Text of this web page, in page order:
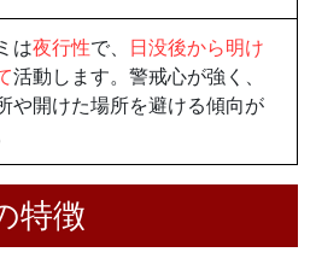
は夜行性で、
日没後から明け
活動します。警戒心が強く、
や開けた場所を避ける傾向が
特徴